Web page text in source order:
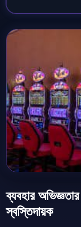
ব্যবহার
স্বস্তিদায়ক